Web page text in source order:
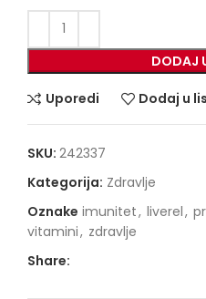
DODAJ
Uporedi Dodaj u
SKU: 242337
Kategorija: Zdravlje
Oznake imunitet, liverel,
vitamini, zdravlje
Share: